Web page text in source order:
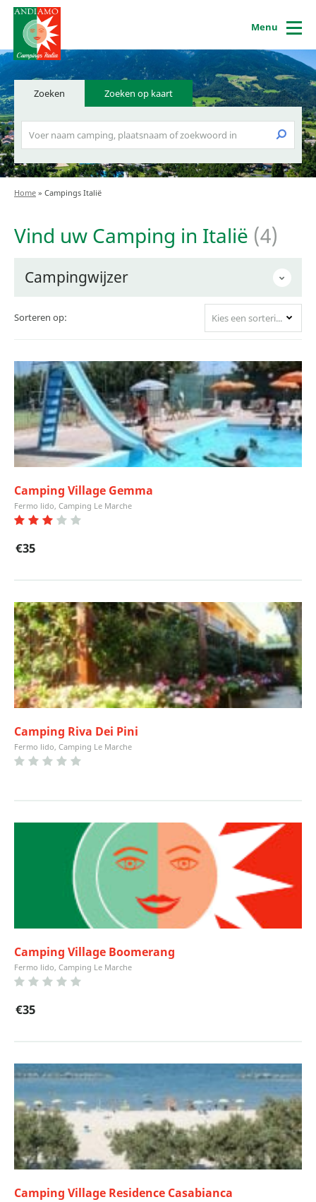
Menu
Zoeken Zoeken op kaart
Home » Campings Italië
Vind uw Camping in Italië (4)
Campingwijzer
Sorteren op: Kies een sortering
Camping Village Gemma
Fermo lido, Camping Le Marche
€35
Camping Riva Dei Pini
Fermo lido, Camping Le Marche
Camping Village Boomerang
Fermo lido, Camping Le Marche
€35
Camping Village Residence Casabianca